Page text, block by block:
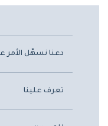
دعنا نسهّل الأمر
تعرف علينا